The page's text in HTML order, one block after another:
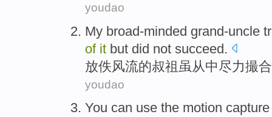
youdao
My broad-minded grand-uncle
of it but did not succeed.
放佚风流的叔祖 虽从中尽力撮
youdao
You can use the motion capture